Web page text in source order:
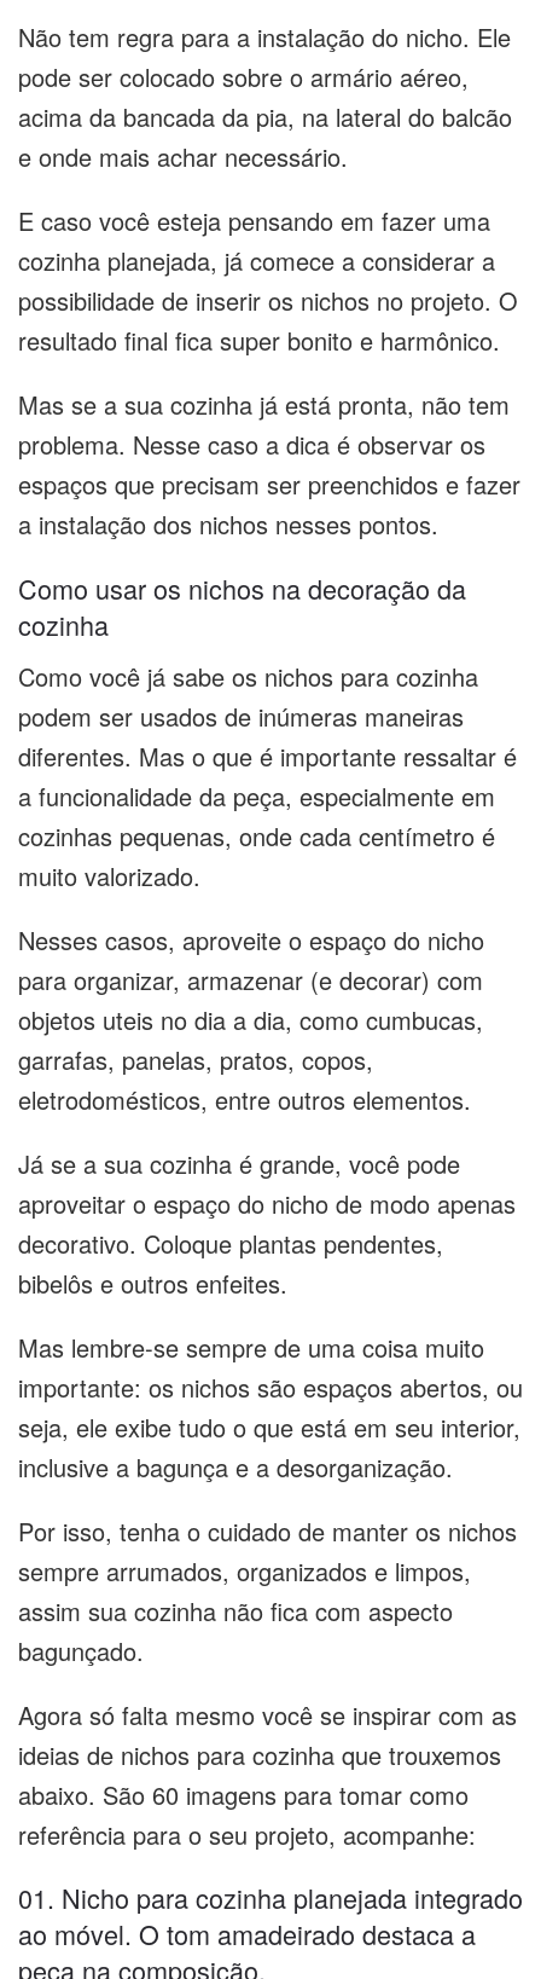
Não tem regra para a instalação do nicho. Ele
pode ser colocado sobre o armário aéreo,
acima da bancada da pia, na lateral do balcão
e onde mais achar necessário.
E caso você esteja pensando em fazer uma
cozinha planejada, já comece a considerar a
possibilidade de inserir os nichos no projeto. O
resultado final fica super bonito e harmônico.
Mas se a sua cozinha já está pronta, não tem
problema. Nesse caso a dica é observar os
espaços que precisam ser preenchidos e fazer
a instalação dos nichos nesses pontos.
Como usar os nichos na decoração da
cozinha
Como você já sabe os nichos para cozinha
podem ser usados de inúmeras maneiras
diferentes. Mas o que é importante ressaltar é
a funcionalidade da peça, especialmente em
cozinhas pequenas, onde cada centímetro é
muito valorizado.
Nesses casos, aproveite o espaço do nicho
para organizar, armazenar (e decorar) com
objetos uteis no dia a dia, como cumbucas,
garrafas, panelas, pratos, copos,
eletrodomésticos, entre outros elementos.
Já se a sua cozinha é grande, você pode
aproveitar o espaço do nicho de modo apenas
decorativo. Coloque plantas pendentes,
bibelôs e outros enfeites.
Mas lembre-se sempre de uma coisa muito
importante: os nichos são espaços abertos, ou
seja, ele exibe tudo o que está em seu interior,
inclusive a bagunça e a desorganização.
Por isso, tenha o cuidado de manter os nichos
sempre arrumados, organizados e limpos,
assim sua cozinha não fica com aspecto
bagunçado.
Agora só falta mesmo você se inspirar com as
ideias de nichos para cozinha que trouxemos
abaixo. São 60 imagens para tomar como
referência para o seu projeto, acompanhe:
01. Nicho para cozinha planejada integrado
ao móvel. O tom amadeirado destaca a
peça na composição.